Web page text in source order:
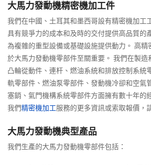
大馬力發動機精密機加工件
我們在中國、土耳其和墨西哥設有精密機加工
具有競爭力的成本和及時的交付提供高品質的
為複雜的重型設備或基礎設施提供動力。 高精
於大馬力發動機零部件至關重要。 我們在製造
凸輪從動件、連杆、燃油系統和排放控制系統
軌零部件、燃油泵零部件、發動機冷卻和空氣
塞銷、氣門機構系統零部件方面擁有數十年的
我們精密機加工服務的更多資訊或索取報價，
大馬力發動機典型產品
我們生產的大馬力發動機零部件包括：